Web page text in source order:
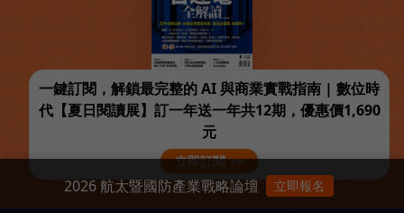
一鍵訂閱，解鎖最完整的 AI 與商業實戰指南 | 數位時
代【夏日閱讀展】訂一年送一年共12期，優惠價1,690
元
立即訂閱 >>
2026 航太暨國防產業戰略論壇 立即報名